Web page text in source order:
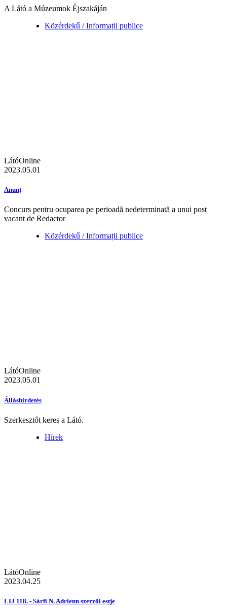
A Látó a Múzeumok Éjszakáján
Közérdekű / Informații publice
LátóOnline
2023.05.01
Anunţ
Concurs pentru ocuparea pe perioadă nedeterminată a unui post
vacant de Redactor
Közérdekű / Informații publice
LátóOnline
2023.05.01
Álláshirdetés
Szerkesztőt keres a Látó.
Hírek
LátóOnline
2023.04.25
LIJ 118. - Sárfi N. Adrienn szerzői estje